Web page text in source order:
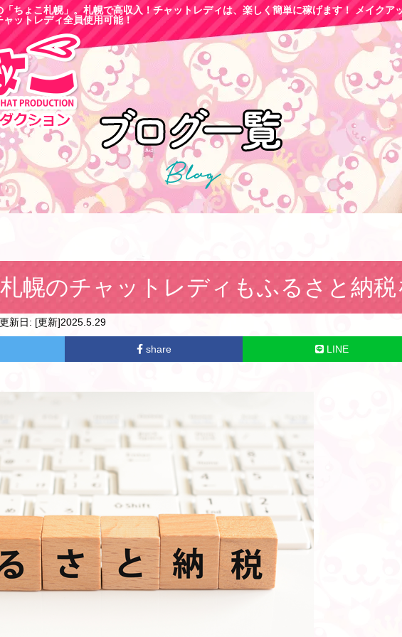
ちょこ札幌」。札幌で高収入！チャットレディは、楽しく簡単に稼げます！ メイクア
ットレディ全員使用可能！
札幌のチャットレディもふるさと納
更新日: [更新]2025.5.29
share LINE